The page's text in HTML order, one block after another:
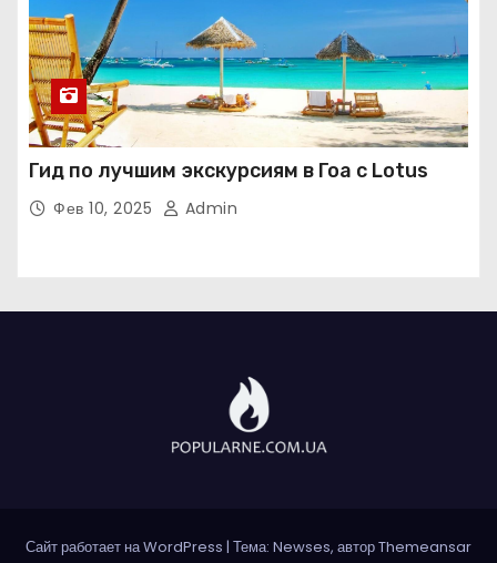
Гид по лучшим экскурсиям в Гоа с Lotus
Фев 10, 2025 Admin
Сайт работает на WordPress | Тема: Newses, авторThemeansar